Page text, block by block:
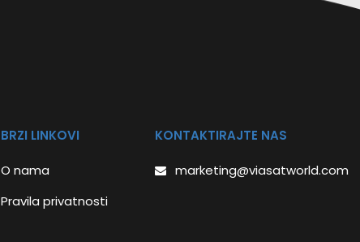
BRZI LINKOVI
O nama
Pravila privatnosti
KONTAKTIRAJTE NAS
marketing@viasatworld.com